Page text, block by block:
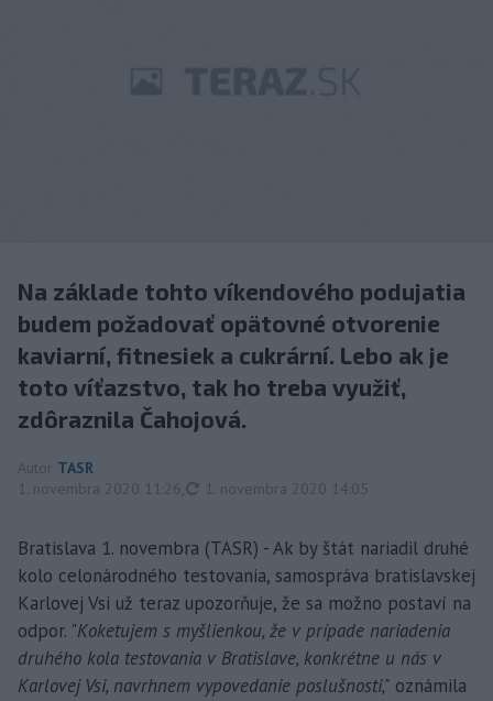
Na základe tohto víkendového podujatia
budem požadovať opätovné otvorenie
kaviarní, fitnesiek a cukrární. Lebo ak je
toto víťazstvo, tak ho treba využiť,
zdôraznila Čahojová.
Autor TASR
1. novembra 2020 11:26
aktualizované
1. novembra 2020 14:05
Bratislava 1. novembra (TASR) - Ak by štát nariadil druhé
kolo celonárodného testovania, samospráva bratislavskej
Karlovej Vsi už teraz upozorňuje, že sa možno postaví na
odpor. "Koketujem s myšlienkou, že v prípade nariadenia
druhého kola testovania v Bratislave, konkrétne u nás v
Karlovej Vsi, navrhnem vypovedanie poslušnosti," oznámila